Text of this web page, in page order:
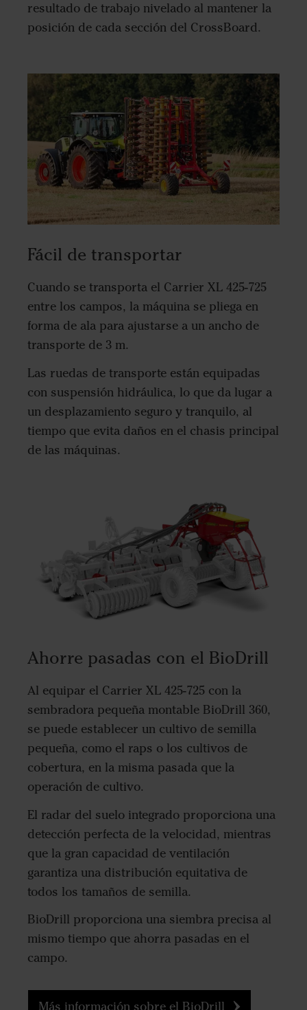
resultado de trabajo nivelado al mantener la
posición de cada sección del CrossBoard.
Fácil de transportar
Cuando se transporta el Carrier XL 425-725
entre los campos, la máquina se pliega en
forma de ala para ajustarse a un ancho de
transporte de 3 m.
Las ruedas de transporte están equipadas
con suspensión hidráulica, lo que da lugar a
un desplazamiento seguro y tranquilo, al
tiempo que evita daños en el chasis principal
de las máquinas.
Ahorre pasadas con el BioDrill
Al equipar el Carrier XL 425-725 con la
sembradora pequeña montable BioDrill 360,
se puede establecer un cultivo de semilla
pequeña, como el raps o los cultivos de
cobertura, en la misma pasada que la
operación de cultivo.
El radar del suelo integrado proporciona una
detección perfecta de la velocidad, mientras
que la gran capacidad de ventilación
garantiza una distribución equitativa de
todos los tamaños de semilla.
BioDrill proporciona una siembra precisa al
mismo tiempo que ahorra pasadas en el
campo.
Más información sobre el BioDrill